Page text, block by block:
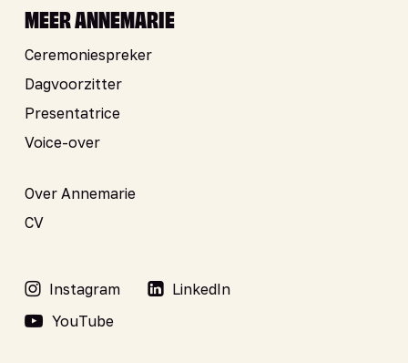
MEER ANNEMARIE
Ceremoniespreker
Dagvoorzitter
Presentatrice
Voice-over
Over Annemarie
CV
Instagram
LinkedIn
YouTube